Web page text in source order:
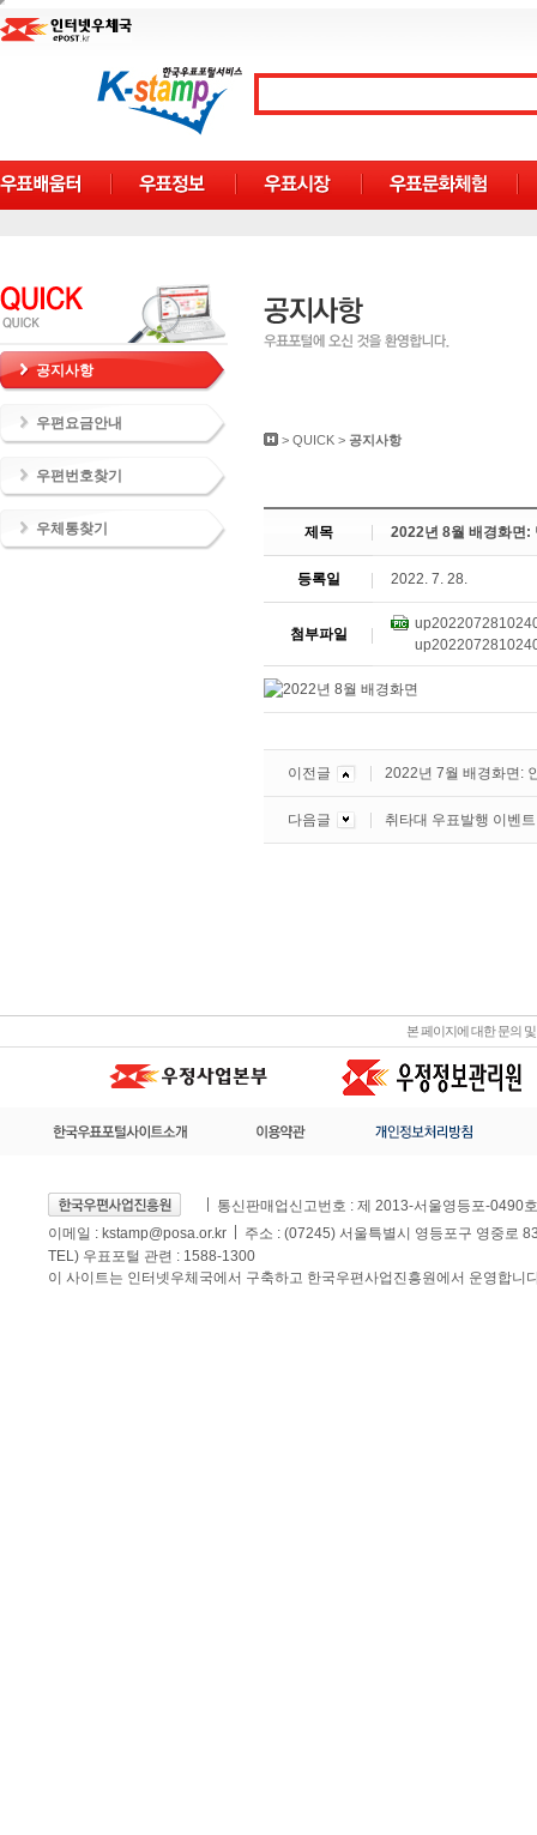
공지사항
우편요금안내
우편번호찾기
우체통찾기
> QUICK > 공지사항
제목 2022년 8월 배경화면:
등록일 2022. 7. 28.
첨부파일
이전글 2022년 7월 배경화면:
다음글 취타대 우표발행 이벤트
본 페이지에 대한 문의
통신판매업신고번호 : 제 2013-서울영등포-0490호
이메일 : kstamp@posa.or.kr
주소 : (07245) 서울특별시 영등포구 영중로
TEL) 우표포털 관련 : 1588-1300
이 사이트는 인터넷우체국에서 구축하고 한국우편사업진흥원에서 운영합니